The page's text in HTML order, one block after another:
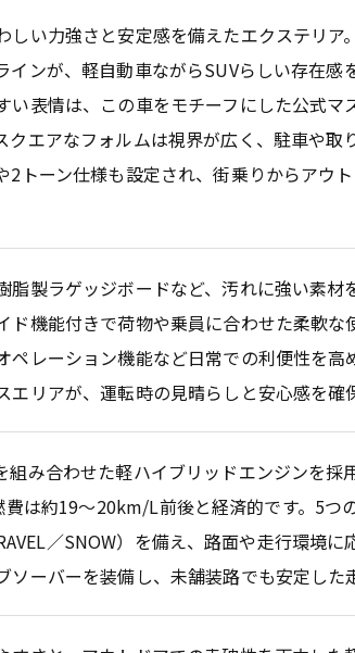
しい力強さと安定感を備えたエクステリア
インが、軽自動車ながらSUVらしい存在感
い表情は、この車をモチーフにした公式
クエアなフォルムは視界が広く、駐車や取
2トーン仕様も設定され、街乗りからアウ
脂製ラゲッジボードなど、汚れに強い素
ド機能付きで荷物や乗員に合わせた柔軟な
ペレーション機能など日常での利便性を
エリアが、運転時の見晴らしと安心感を確
組み合わせた軽ハイブリッドエンジンを採
費は約19〜20km/L前後と経済的です。5つ
／SNOW）を備え、路面や走行環境
ソーバーを装備し、未舗装路でも安定した